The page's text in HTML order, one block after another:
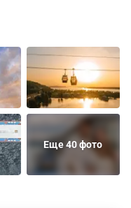
Еще 40 фото